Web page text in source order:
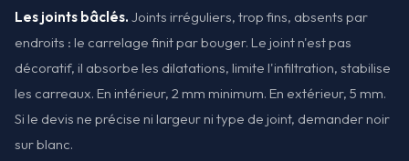
Les joints bâclés. Joints irréguliers, trop fins, absents par
endroits : le carrelage finit par bouger. Le joint n'est pas
décoratif, il absorbe les dilatations, limite l'infiltration, stabilise
les carreaux. En intérieur, 2 mm minimum. En extérieur, 5 mm.
Si le devis ne précise ni largeur ni type de joint, demander noir
sur blanc.